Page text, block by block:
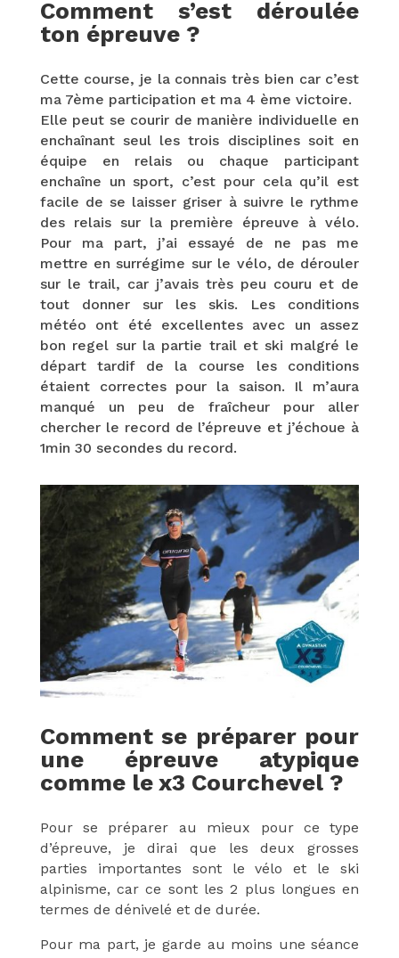
Comment s’est déroulée
ton épreuve ?
Cette course, je la connais très bien car c’est
ma 7ème participation et ma 4 ème victoire.
Elle peut se courir de manière individuelle en
enchaînant seul les trois disciplines soit en
équipe en relais ou chaque participant
enchaîne un sport, c’est pour cela qu’il est
facile de se laisser griser à suivre le rythme
des relais sur la première épreuve à vélo.
Pour ma part, j’ai essayé de ne pas me
mettre en surrégime sur le vélo, de dérouler
sur le trail, car j’avais très peu couru et de
tout donner sur les skis. Les conditions
météo ont été excellentes avec un assez
bon regel sur la partie trail et ski malgré le
départ tardif de la course les conditions
étaient correctes pour la saison. Il m’aura
manqué un peu de fraîcheur pour aller
chercher le record de l’épreuve et j’échoue à
1min 30 secondes du record.
Comment se préparer pour
une épreuve atypique
comme le x3 Courchevel ?
Pour se préparer au mieux pour ce type
d’épreuve, je dirai que les deux grosses
parties importantes sont le vélo et le ski
alpinisme, car ce sont les 2 plus longues en
termes de dénivelé et de durée.
Pour ma part, je garde au moins une séance